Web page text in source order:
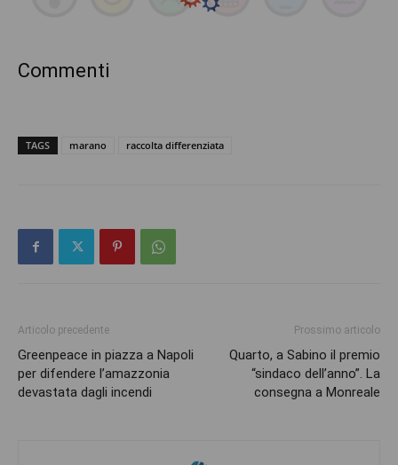
Commenti
TAGS marano raccolta differenziata
Articolo precedente
Greenpeace in piazza a Napoli
per difendere l’amazzonia
devastata dagli incendi
Prossimo articolo
Quarto, a Sabino il premio
“sindaco dell’anno”. La
consegna a Monreale